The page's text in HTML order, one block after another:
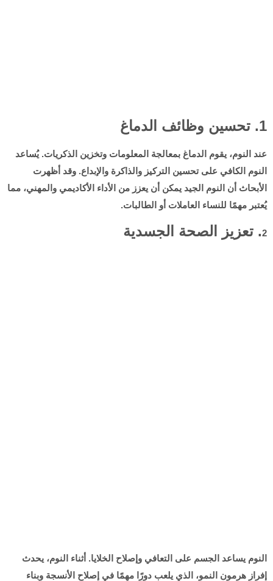
1. تحسين وظائف الدماغ
عند النوم، يقوم الدماغ بمعالجة المعلومات وتخزين الذكريات. يُساعد
النوم الكافي على تحسين التركيز والذاكرة والإبداع. وقد أظهرت
الأبحاث أن النوم الجيد يمكن أن يعزز من الأداء الأكاديمي والمهني، مما
يُعتبر مهمًا للنساء العاملات أو الطالبات.
2. تعزيز الصحة الجسدية
النوم يساعد الجسم على التعافي وإصلاح الخلايا. أثناء النوم، يحدث
إفراز هرمون النمو، الذي يلعب دورًا مهمًا في إصلاح الأنسجة وبناء